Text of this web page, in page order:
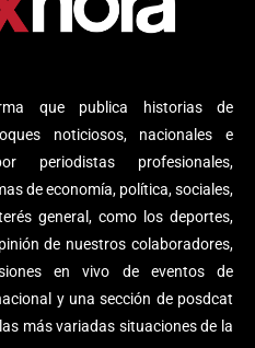
que publica historias de
noticiosos, nacionales e
periodistas profesionales,
de economía, política, sociales,
general, como los deportes,
de nuestros colaboradores,
en vivo de eventos de
y una sección de posdcat
más variadas situaciones de la